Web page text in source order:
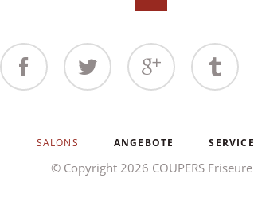
SALONS ANGEBOTE SERVICE
© Copyright 2026 COUPERS Friseure